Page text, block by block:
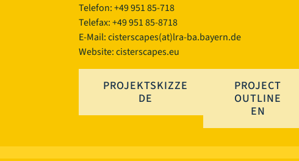
Telefon: +49 951 85-718
Telefax: +49 951 85-8718
E-Mail:cisterscapes(at)lra-ba.bayern.de
Website: cisterscapes.eu
PROJEKTSKIZZE
DE
PROJECT
OUTLINE
EN